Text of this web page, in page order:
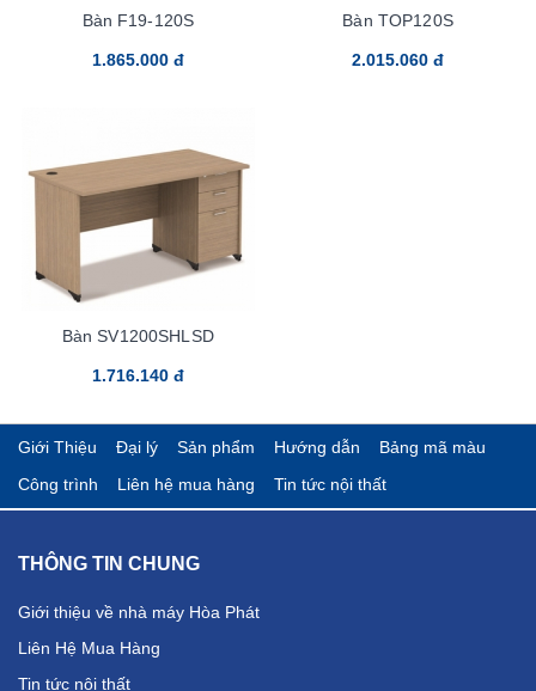
Bàn F19-120S
1.865.000 đ
Bàn TOP120S
2.015.060 đ
Bàn SV1200SHLSD
1.716.140 đ
Giới Thiệu Đại lý Sản phẩm Hướng dẫn
Bảng mã màu
Công trình
Liên hệ mua hàng Tin tức nội thất
THÔNG TIN CHUNG
Giới thiệu về nhà máy Hòa Phát
Liên Hệ Mua Hàng
Tin tức nội thất